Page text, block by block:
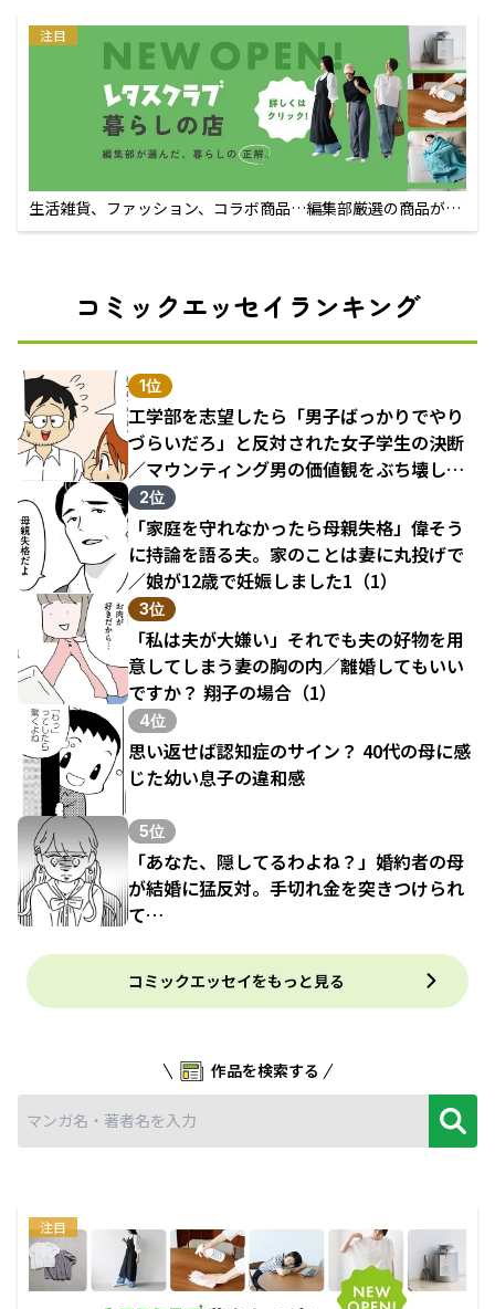
注目
生活雑貨、ファッション、コラボ商品…編集部厳選の商品が買
えるECサイト
コミックエッセイランキング
1位
工学部を志望したら「男子ばっかりでやり
づらいだろ」と反対された女子学生の決断
／マウンティング男の価値観をぶち壊した
結果（1）
2位
「家庭を守れなかったら母親失格」偉そう
に持論を語る夫。家のことは妻に丸投げで
／娘が12歳で妊娠しました1（1）
3位
「私は夫が大嫌い」それでも夫の好物を用
意してしまう妻の胸の内／離婚してもいい
ですか？ 翔子の場合（1）
4位
思い返せば認知症のサイン？ 40代の母に感
じた幼い息子の違和感
5位
「あなた、隠してるわよね？」婚約者の母
が結婚に猛反対。手切れ金を突きつけられ
て…
コミックエッセイをもっと見る
作品を検索する
注目